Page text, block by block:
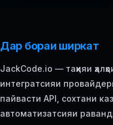
Дар бораи ширкат
JackCode.io — таҳияи
интегратсияи
пайвасти API, сохтани
автоматизатсияи